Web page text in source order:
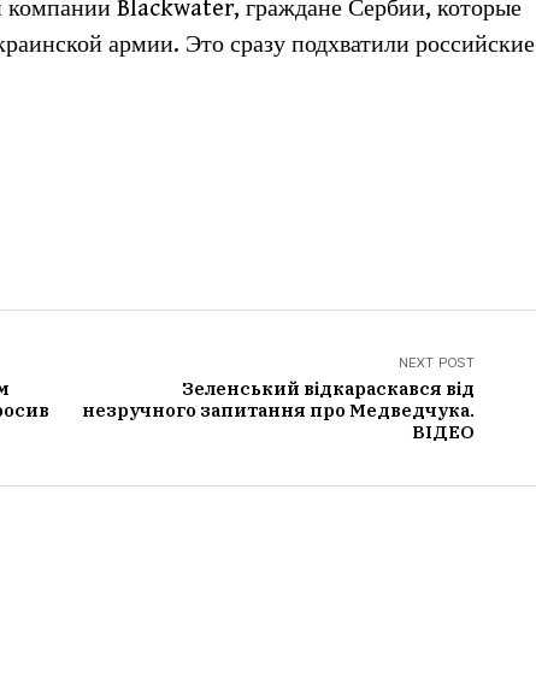
Blackwater, граждане Сербии, которые
армии. Это сразу подхватили российские
NEXT POST
Зеленський відкараскався від
незручного запитання про Медведчука.
ВІДЕО